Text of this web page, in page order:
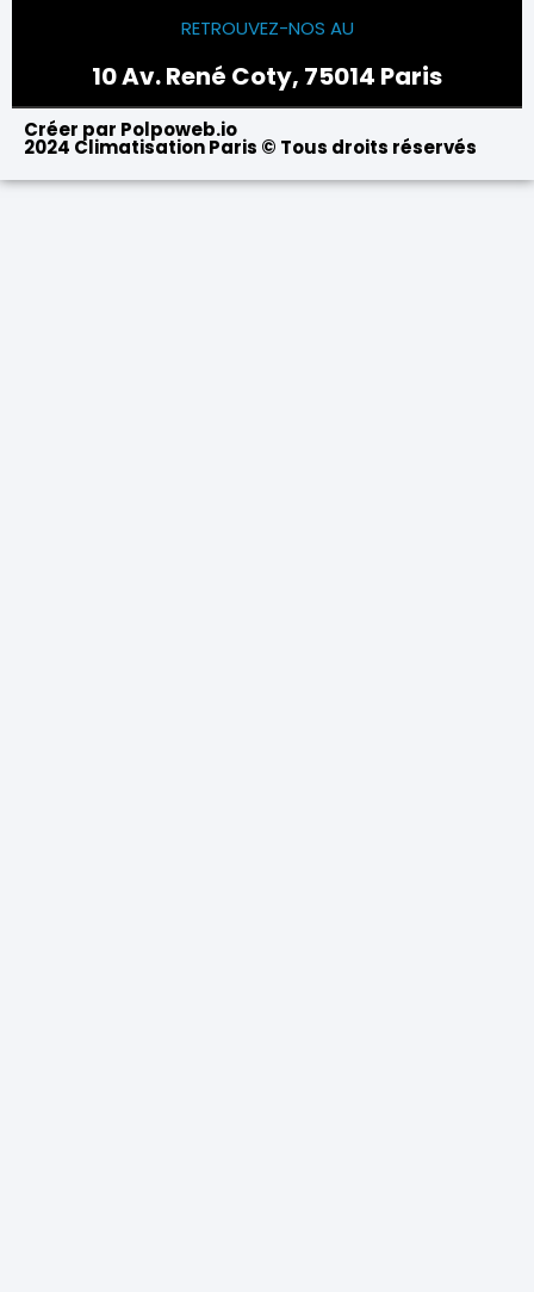
RETROUVEZ-NOS AU
10 Av. René Coty, 75014 Paris
Créer par Polpoweb.io
2024 Climatisation Paris © Tous droits réservés